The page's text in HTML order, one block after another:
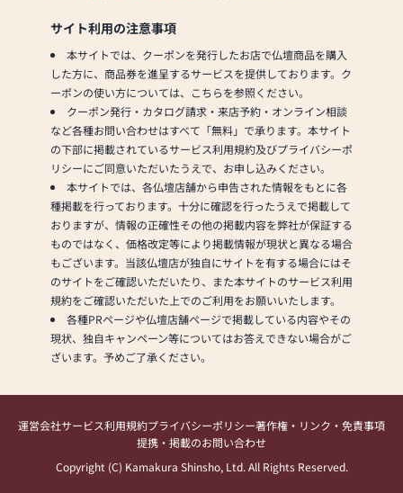
取り揃えています。
④これまでに経済産業省主催
の全国伝統的工芸品大会にて
最優秀賞・優秀賞を受賞した
金沢仏壇を展示しています。
⑤各店舗の地図、金沢仏壇の
特徴・種類などは弊社ホーム
ページをご参照いただきたい
と存じます。
サイト利用の注意事項
本サイトでは、クーポンを発行したお店で仏壇商品を購入
した方に、商品券を進呈するサービスを提供しております。ク
ーポンの使い方については、こちらを参照ください。
クーポン発行・カタログ請求・来店予約・オンライン相談
など各種お問い合わせはすべて「無料」で承ります。本サイト
の下部に掲載されているサービス利用規約及びプライバシーポ
リシーにご同意いただいたうえで、お申し込みください。
本サイトでは、各仏壇店舗から申告された情報をもとに各
種掲載を行っております。十分に確認を行ったうえで掲載して
おりますが、情報の正確性その他の掲載内容を弊社が保証する
ものではなく、価格改定等により掲載情報が現状と異なる場合
もございます。当該仏壇店が独自にサイトを有する場合にはそ
のサイトをご確認いただいたり、また本サイトのサービス利用
規約をご確認いただいた上でのご利用をお願いいたします。
各種PRページや仏壇店舗ページで掲載している内容やその
現状、独自キャンペーン等についてはお答えできない場合がご
ざいます。予めご了承ください。
運営会社サービス利用規約プライバシーポリシー著作権・リンク・免責事項
提携・掲載のお問い合わせ
Copyright (C) Kamakura Shinsho, Ltd. All Rights Reserved.